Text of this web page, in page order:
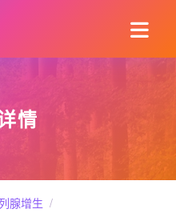
情
腺增生 /